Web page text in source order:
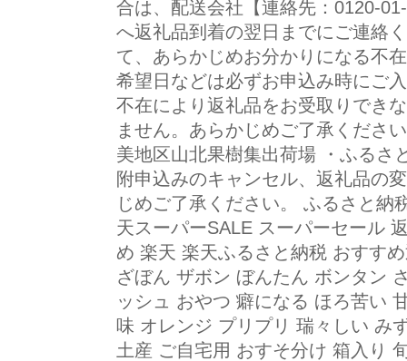
合は、配送会社【連絡先：0120-
へ返礼品到着の翌日までにご連絡
て、あらかじめお分かりになる不
希望日などは必ずお申込み時にご
不在により返礼品をお受取りでき
ません。あらかじめご了承くださ
美地区山北果樹集出荷場 ・ふるさ
附申込みのキャンセル、返礼品の
じめご了承ください。 ふるさと納
天スーパーSALE スーパーセール
め 楽天 楽天ふるさと納税 おすす
ざぼん ザボン ぼんたん ボンタン
ッシュ おやつ 癖になる ほろ苦い
味 オレンジ プリプリ 瑞々しい み
土産 ご自宅用 おすそ分け 箱入り